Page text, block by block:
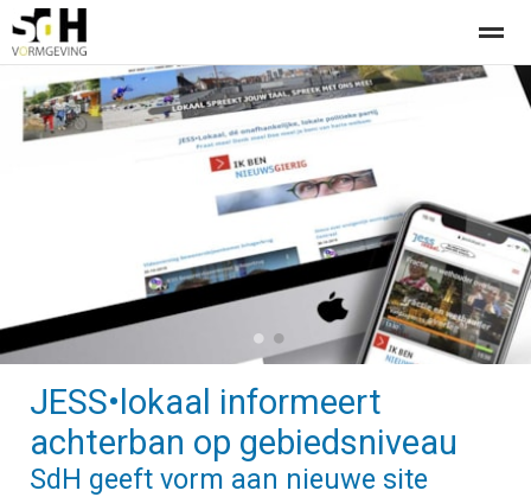
Offerte aanvragen bij SdH Vormgeving
Contact
● ●
JESS•lokaal informeert
achterban op gebiedsniveau
SdH geeft vorm aan nieuwe site